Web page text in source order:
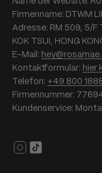
Firmenname: DTWM
Adresse: RM 509, 5/F
KOK TSUI, HONG
E-Mail:
Kontaktformular: hier
Telefon: +49 800
Firmennummer:
Kundenservice: